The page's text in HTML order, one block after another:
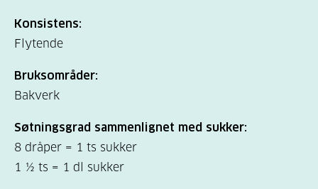
Konsistens:
Flytende
Bruksområder:
Bakverk
Søtningsgrad sammenlignet med sukker:
8 dråper = 1 ts sukker
1 ½ ts = 1 dl sukker